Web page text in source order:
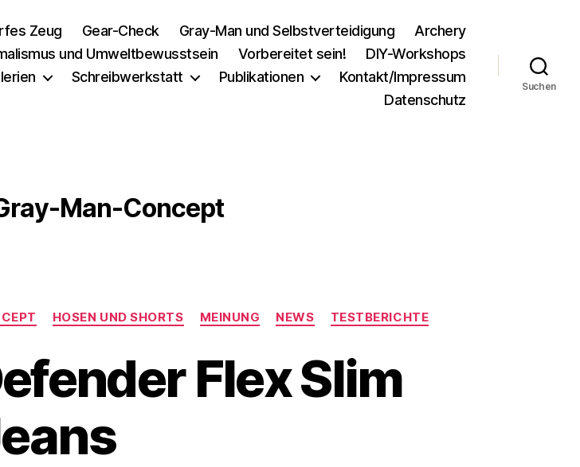
Zeug Gear-Check Gray-Man und Selbstverteidigung
Archery
und Umweltbewusstsein Vorbereitet sein!
DIY-Workshops
Schreibwerkstatt Publikationen
Kontakt/Impressum
Datenschutz
Suchen
Man-Concept
Kategorien
HOSEN UND SHORTS MEINUNG NEWS TESTBERICHTE
Flex Slim